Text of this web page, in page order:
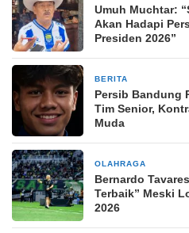
Umuh Muchtar:
Akan Hadapi
Presiden 2026”
BERITA
Persib Bandung
Tim Senior,
Muda
OLAHRAGA
Bernardo
Terbaik” Meski
2026